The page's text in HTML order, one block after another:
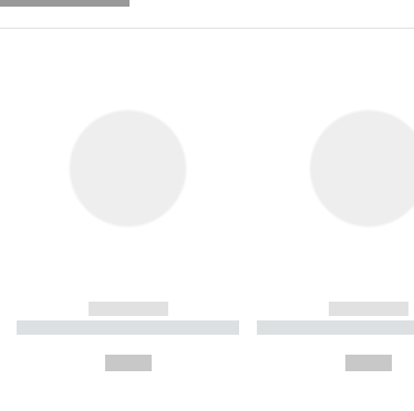
------------
----------- ----------- ----------
------------
----------- -----------